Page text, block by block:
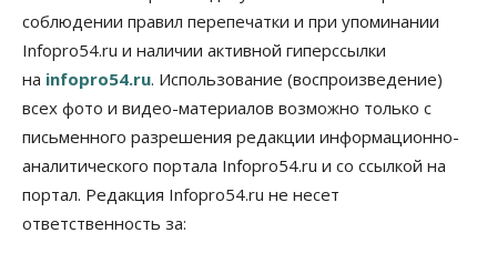
Новосибирцы стали реже оформлять
дома по упрощенной схеме
07 Августа 2026, 16:00
Общество Право&Порядок
Роспотребнадзор изъял почти полторы тонны
мяса в Новосибирской области
соблюдении правил перепечатки и при упоминании
Infopro54.ru и наличии активной гиперссылки
на infopro54.ru. Использование (воспроизведение)
всех фото и видео-материалов возможно только с
письменного разрешения редакции информационно-
аналитического портала Infopro54.ru и со ссылкой на
портал. Редакция Infopro54.ru не несет
ответственность за: